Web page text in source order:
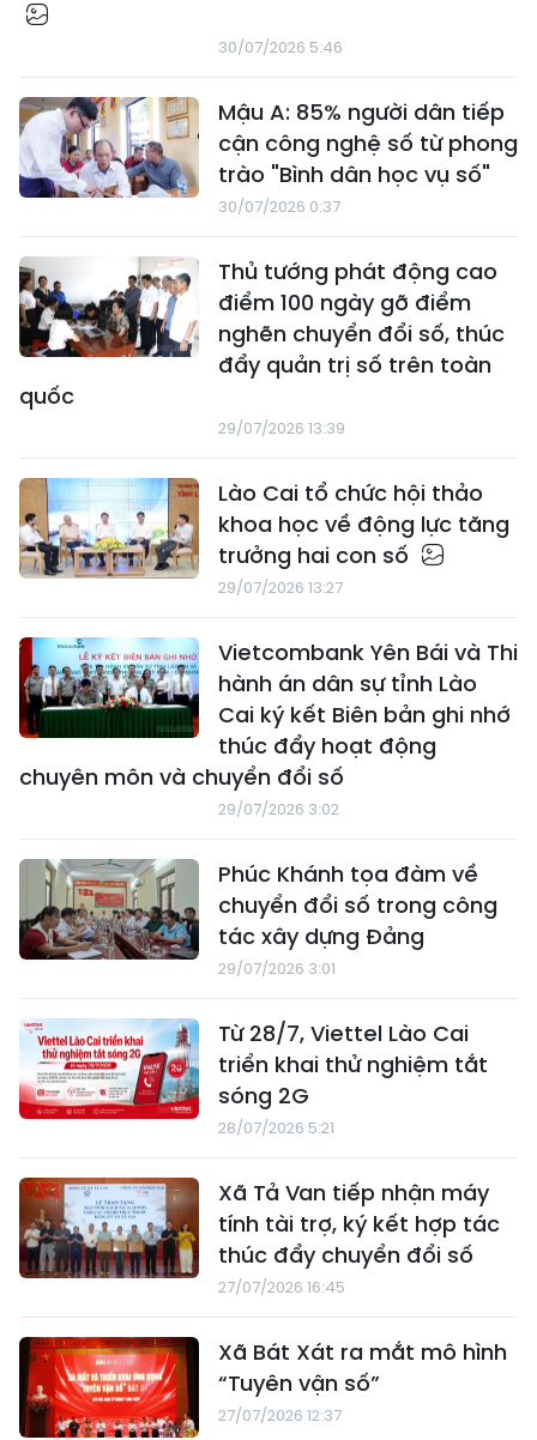
30/07/2026 5:46
Mậu A: 85% người dân tiếp
cận công nghệ số từ phong
trào "Bình dân học vụ số"
30/07/2026 0:37
Thủ tướng phát động cao
điểm 100 ngày gỡ điểm
nghẽn chuyển đổi số, thúc
đẩy quản trị số trên toàn
quốc
29/07/2026 13:39
Lào Cai tổ chức hội thảo
khoa học về động lực tăng
trưởng hai con số
29/07/2026 13:27
Vietcombank Yên Bái và Thi
hành án dân sự tỉnh Lào
Cai ký kết Biên bản ghi nhớ
thúc đẩy hoạt động
chuyên môn và chuyển đổi số
29/07/2026 3:02
Phúc Khánh tọa đàm về
chuyển đổi số trong công
tác xây dựng Đảng
29/07/2026 3:01
Từ 28/7, Viettel Lào Cai
triển khai thử nghiệm tắt
sóng 2G
28/07/2026 5:21
Xã Tả Van tiếp nhận máy
tính tài trợ, ký kết hợp tác
thúc đẩy chuyển đổi số
27/07/2026 16:45
Xã Bát Xát ra mắt mô hình
“Tuyên vận số”
27/07/2026 12:37